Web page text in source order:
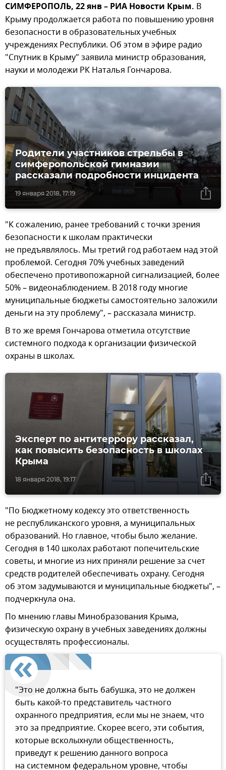
СИМФЕРОПОЛЬ, 22 янв – РИА Новости Крым. В
Крыму продолжается работа по повышению уровня
безопасности в образовательных учебных
учреждениях Республики. Об этом в эфире радио
"Спутник в Крыму" заявила министр образования,
науки и молодежи РК Наталья Гончарова.
19 января 2018, 17:19
Родители участников стрельбы в
симферопольской гимназии
рассказали подробности инцидента
"К сожалению, ранее требований с точки зрения
безопасности к школам практически
не предъявлялось. Мы третий год работаем над этой
проблемой. Сегодня 70% учебных заведений
обеспечено противопожарной сигнализацией, более
50% – видеонаблюдением. В 2018 году многие
муниципальные бюджеты самостоятельно заложили
деньги на эту проблему", – рассказала министр.
В то же время Гончарова отметила отсутствие
системного подхода к организации физической
охраны в школах.
18 января 2018, 19:17
Эксперт по антитеррору рассказал,
как повысить безопасность в школах
Крыма
"По Бюджетному кодексу это ответственность
не республиканского уровня, а муниципальных
образований. Но главное, чтобы было желание.
Сегодня в 140 школах работают попечительские
советы, и многие из них приняли решение за счет
средств родителей обеспечивать охрану. Сегодня
об этом задумываются и муниципальные бюджеты", –
подчеркнула она.
По мнению главы Минобразования Крыма,
физическую охрану в учебных заведениях должны
осуществлять профессионалы.
"Это не должна быть бабушка, это не должен
быть какой-то представитель частного
охранного предприятия, если мы не знаем, что
это за предприятие. Скорее всего, эти события,
которые всколыхнули общественность,
приведут к решению данного вопроса
на системном федеральном уровне, чтобы